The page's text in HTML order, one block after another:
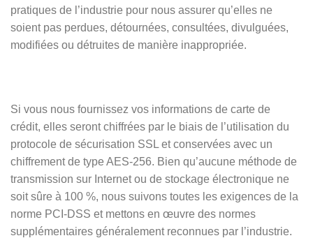
pratiques de l’industrie pour nous assurer qu’elles ne
soient pas perdues, détournées, consultées, divulguées,
modifiées ou détruites de manière inappropriée.
Si vous nous fournissez vos informations de carte de
crédit, elles seront chiffrées par le biais de l’utilisation du
protocole de sécurisation SSL et conservées avec un
chiffrement de type AES-256. Bien qu’aucune méthode de
transmission sur Internet ou de stockage électronique ne
soit sûre à 100 %, nous suivons toutes les exigences de la
norme PCI-DSS et mettons en œuvre des normes
supplémentaires généralement reconnues par l’industrie.